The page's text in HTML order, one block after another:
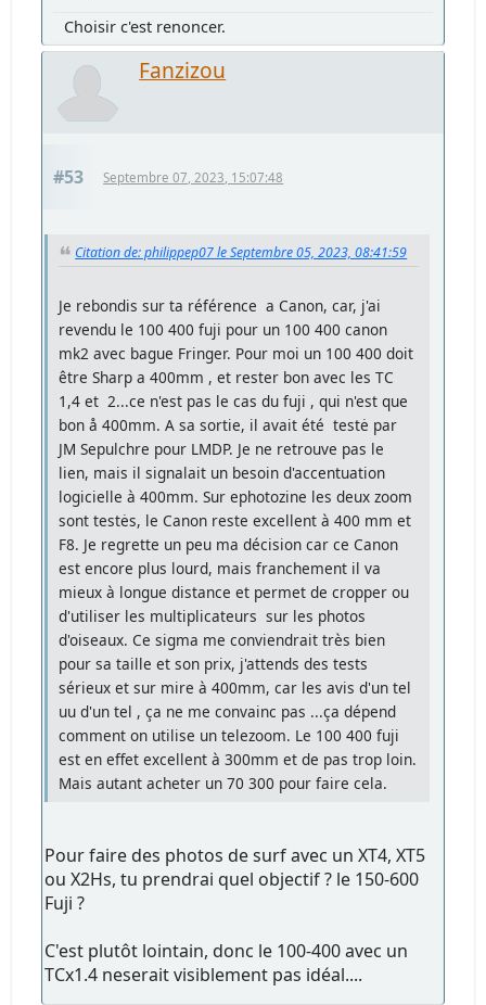
Choisir c'est renoncer.
Fanzizou
#53 Septembre 07, 2023, 15:07:48
Citation de: philippep07 le Septembre 05, 2023, 08:41:59
Je rebondis sur ta référence a Canon, car, j'ai
revendu le 100 400 fuji pour un 100 400 canon
mk2 avec bague Fringer. Pour moi un 100 400 doit
être Sharp a 400mm , et rester bon avec les TC
1,4 et 2...ce n'est pas le cas du fuji , qui n'est que
bon å 400mm. A sa sortie, il avait été testė par
JM Sepulchre pour LMDP. Je ne retrouve pas le
lien, mais il signalait un besoin d'accentuation
logicielle à 400mm. Sur ephotozine les deux zoom
sont testės, le Canon reste excellent à 400 mm et
F8. Je regrette un peu ma décision car ce Canon
est encore plus lourd, mais franchement il va
mieux à longue distance et permet de cropper ou
d'utiliser les multiplicateurs sur les photos
d'oiseaux. Ce sigma me conviendrait très bien
pour sa taille et son prix, j'attends des tests
sérieux et sur mire à 400mm, car les avis d'un tel
uu d'un tel , ça ne me convainc pas ...ça dépend
comment on utilise un telezoom. Le 100 400 fuji
est en effet excellent à 300mm et de pas trop loin.
Mais autant acheter un 70 300 pour faire cela.
Pour faire des photos de surf avec un XT4, XT5
ou X2Hs, tu prendrai quel objectif ? le 150-600
Fuji ?
C'est plutôt lointain, donc le 100-400 avec un
TCx1.4 neserait visiblement pas idéal....